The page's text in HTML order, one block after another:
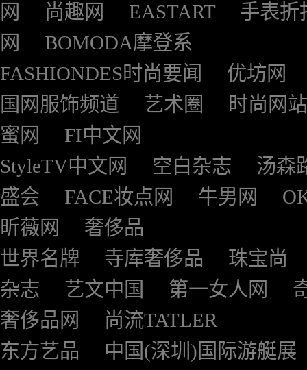
网
尚趣网 EASTART
手表折
网
BOMODA摩登系
FASHIONDES时尚要闻
优坊网
国网服饰频道
艺术圈
时尚网站
蜜网
FI中文网
StyleTV中文网
空白杂志
汤森
盛会
FACE妆点网 牛男网
昕薇网
奢侈品
世界名牌
寺库奢侈品
珠宝尚
杂志
艺文中国 第一女人网
奢侈品网
尚流TATLER
东方艺品
中国(深圳)国际游艇展